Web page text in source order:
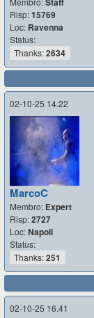
Risp:15769
Loc: Ravenna
Status:
Thanks:2634
02-10-25 14.22
MarcoC
Membro: Expert
Risp:2727
Loc:Napoli
Status:
Thanks:251
02-10-25 16.41